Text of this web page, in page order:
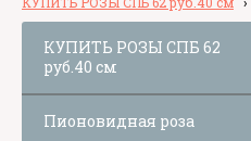
КУПИТЬ РОЗЫ СПБ 62
руб.40 см
Пионовидная роза